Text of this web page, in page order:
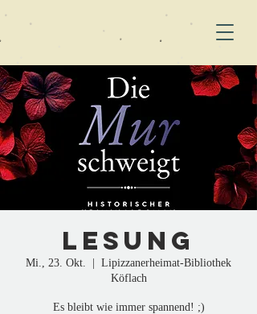
Lesung
Mi., 23. Okt.
Lipizzanerheimat-Bibliothek
Köflach
Es bleibt wie immer spannend! ;)